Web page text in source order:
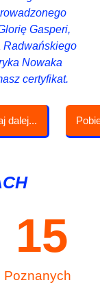
Gasperi,
Radwańskiego
Nowaka
certyfikat.
dalej...
Poznanych
15